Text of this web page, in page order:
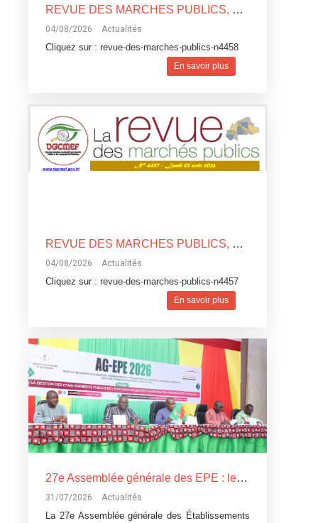
REVUE DES MARCHES PUBLICS, N°4458
04/08/2026 Actualités
Cliquez sur : revue-des-marches-publics-n4458
En savoir plus
REVUE DES MARCHES PUBLICS, N°4457
04/08/2026 Actualités
Cliquez sur : revue-des-marches-publics-n4457
En savoir plus
27e Assemblée générale des EPE : le Gouvernement veut faire des établissements publics le moteur de la transformation économique
31/07/2026 Actualités
La 27e Assemblée générale des Établissements